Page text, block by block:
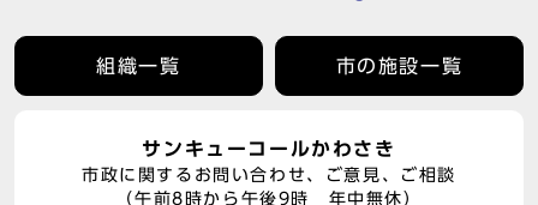
組織一覧 市の施設一覧
サンキューコールかわさき
市政に関するお問い合わせ、ご意見、ご相談
（午前8時から午後9時 年中無休）